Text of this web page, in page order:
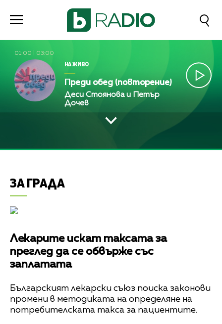
01:00 03:00
НА ЖИВО
Преди обед (повторение)
Деси Стоянова и Петър
Дочев
ЗА ГРАДА
Лекарите искат таксата за
преглед да се обвърже със
заплатата
Българският лекарски съюз поиска законови
промени в методиката на определяне на
потребителската такса за пациентите.